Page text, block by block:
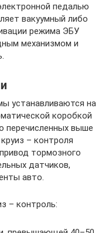
педалью
вакуумный либо
режима ЭБУ
механизмом и
устанавливаются на
коробкой
перечисленных выше
– контроля
тормозного
датчиков,
авто.
– контроль: